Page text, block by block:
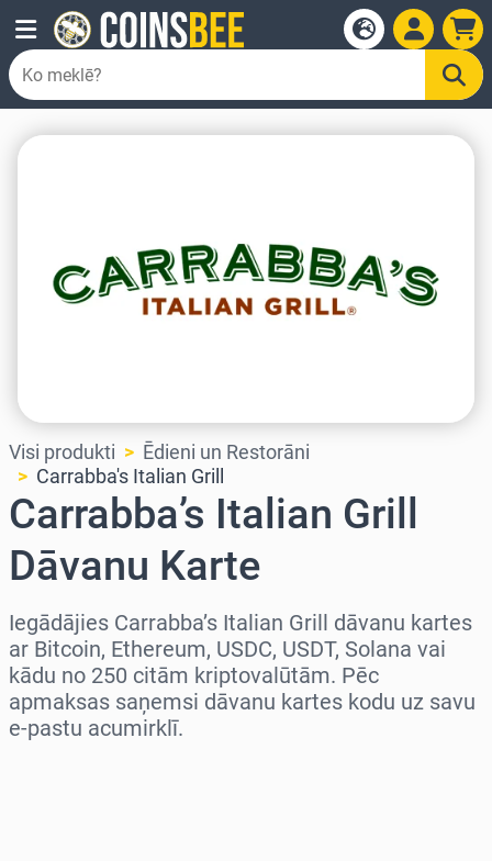
Visi produkti
Ēdieni un Restorāni
Carrabba's Italian Grill
Carrabba’s Italian Grill
Dāvanu Karte
Iegādājies Carrabba’s Italian Grill dāvanu kartes
ar Bitcoin, Ethereum, USDC, USDT, Solana vai
kādu no 250 citām kriptovalūtām. Pēc
apmaksas saņemsi dāvanu kartes kodu uz savu
e-pastu acumirklī.